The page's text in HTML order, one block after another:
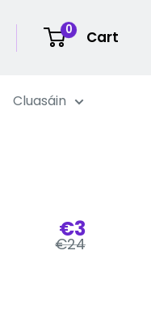
0 Cart
Cluasáin
Praghas
díola
€3
Praghas
€24